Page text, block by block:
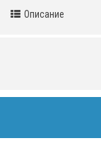
Описание